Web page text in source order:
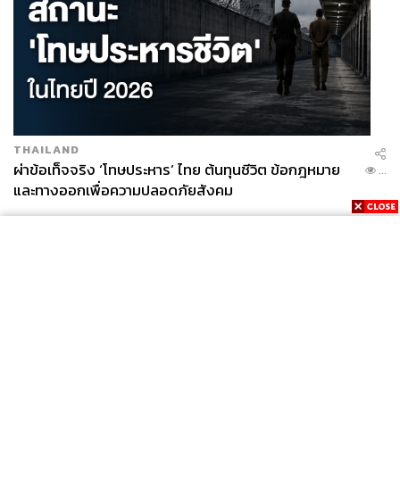
THAILAND
ผ่าข้อเท็จจริง ‘โทษประหาร’ ไทย ต้นทุนชีวิต ข้อกฎหมาย
และทางออกเพื่อความปลอดภัยสังคม
...